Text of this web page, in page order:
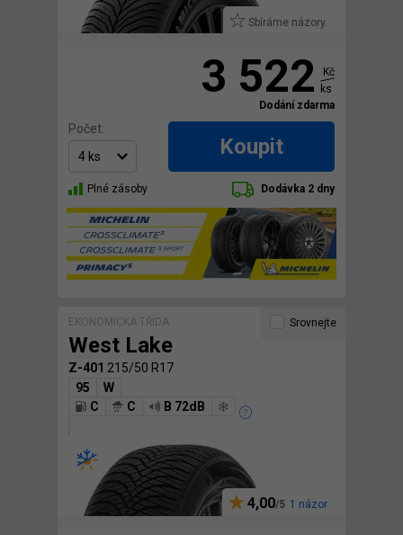
Sbíráme názory.
3 522
Kč
ks
Dodání zdarma
Počet:
Koupit
Plné zásoby Dodávka 2 dny
EKONOMICKÁ TŘÍDA
West Lake
Z-401 215/50 R17
95
W
C
C B 72dB
4,00 1 názor
Srovnejte